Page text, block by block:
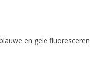
en gele